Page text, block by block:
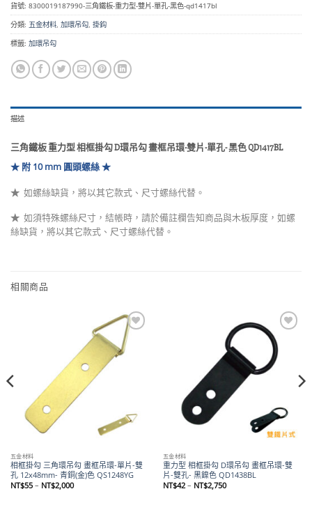
貨號: 8300019187990-三角鐵板-重力型-雙片-單孔-黑色-qd1417bl
分類: 五金材料, 加環吊勾, 掛鈎
標籤: 加環吊勾
描述
三角鐵板 重力型 相框掛勾 D環吊勾 畫框吊環-雙片-單孔- 黑色 QD1417BL
★ 附 10 mm 圓頭螺絲★
★ 如螺絲缺貨，將以其它款式、尺寸螺絲代替。
★ 如須特殊螺絲尺寸，結帳時，請於備註欄告知商品與木板厚度，如螺
絲缺貨，將以其它款式、尺寸螺絲代替。
相關商品
Add to
wishlist
五金材料
相框掛勾 三角環吊勾 畫框吊環-單片-雙
孔 12x48mm- 青銅(金)色 QS1248YG
NT$55 – NT$2,000價
Add to
wishlist
五金材料
重力型 相框掛勾 D環吊勾 畫框吊環-雙
片-雙孔- 黑鎳色 QD1438BL
NT$42 – NT$2,750價